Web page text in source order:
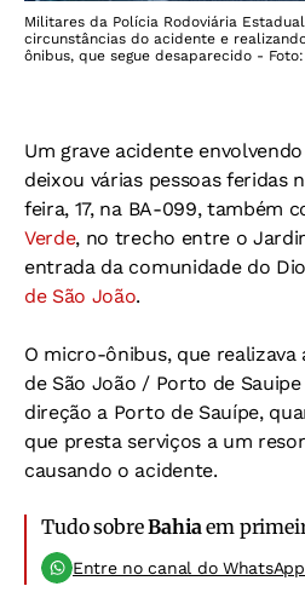
Militares da Polícia Rodoviária
circunstâncias do acidente e
ônibus, que segue desaparecido -
Um grave acidente
deixou várias pessoas feridas
feira, 17, na BA-099, também
Verde, no trecho entre o
entrada da comunidade do
de São João.
O micro-ônibus, que realizava
de São João / Porto de
direção a Porto de Sauípe,
que presta serviços a um
causando o acidente.
Tudo sobreBahiaem
Entre no canal do